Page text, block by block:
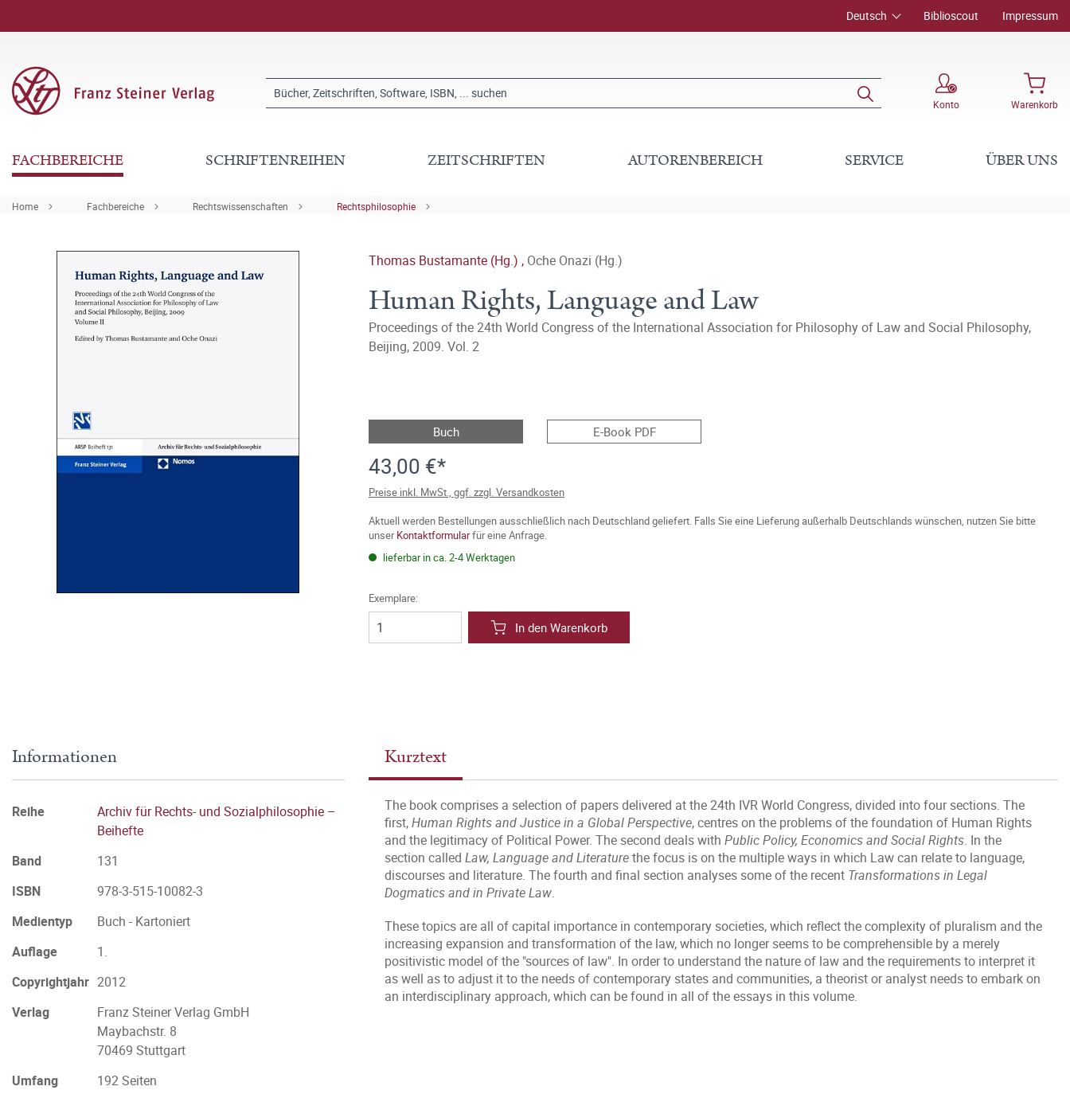
Deutsch Biblioscout Impressum
Konto Warenkorb
FACHBEREICHE SCHRIFTENREIHEN ZEITSCHRIFTEN AUTORENBEREICH SERVICE ÜBER UNS
Home Fachbereiche Rechtswissenschaften Rechtsphilosophie
Thomas Bustamante (Hg.) , Oche Onazi (Hg.)
Human Rights, Language and Law
Proceedings of the 24th World Congress of the International Association for Philosophy of Law and Social Philosophy,
Beijing, 2009. Vol. 2
Buch E-Book PDF
43,00 €*
Preise inkl. MwSt., ggf. zzgl. Versandkosten
Aktuell werden Bestellungen ausschließlich nach Deutschland geliefert. Falls Sie eine Lieferung außerhalb Deutschlands wünschen, nutzen Sie bitte
unserKontaktformularfür eine Anfrage.
lieferbar in ca. 2-4 Werktagen
Exemplare:
In den Warenkorb
Kurztext
The book comprises a selection of papers delivered at the 24th IVR World Congress, divided into four sections. The
first,Human Rights and Justice in a Global Perspective, centres on the problems of the foundation of Human Rights
and the legitimacy of Political Power. The second deals with Public Policy, Economics and Social Rights. In the
section called Law, Language and Literaturethe focus is on the multiple ways in which Law can relate to language,
discourses and literature. The fourth and final section analyses some of the recent Transformations in Legal
Dogmatics and in Private Law.
These topics are all of capital importance in contemporary societies, which reflect the complexity of pluralism and the
increasing expansion and transformation of the law, which no longer seems to be comprehensible by a merely
positivistic model of the "sources of law". In order to understand the nature of law and the requirements to interpret it
as well as to adjust it to the needs of contemporary states and communities, a theorist or analyst needs to embark on
an interdisciplinary approach, which can be found in all of the essays in this volume.
Informationen
Reihe
Archiv für Rechts- und Sozialphilosophie –
Beihefte
Band
131
ISBN
978-3-515-10082-3
Medientyp
Buch - Kartoniert
Auflage
1.
Copyrightjahr 2012
Verlag
Franz Steiner Verlag GmbH
Maybachstr. 8
70469 Stuttgart
Umfang
192 Seiten